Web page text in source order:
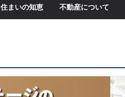
住まいの知恵 不動産について